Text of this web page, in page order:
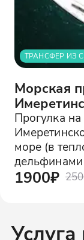
ТРАНСФЕР ИЗ
Морская
Прогулка
море (в
1900₽